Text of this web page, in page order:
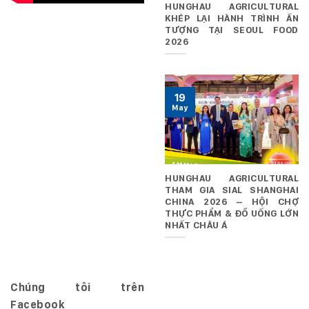
HUNGHAU AGRICULTURAL
KHÉP LẠI HÀNH TRÌNH ẤN
TƯỢNG TẠI SEOUL FOOD
2026
HUNGHAU AGRICULTURAL
THAM GIA SIAL SHANGHAI
CHINA 2026 – HỘI CHỢ
THỰC PHẨM & ĐỒ UỐNG LỚN
NHẤT CHÂU Á
19
May
Chúng tôi trên
Facebook